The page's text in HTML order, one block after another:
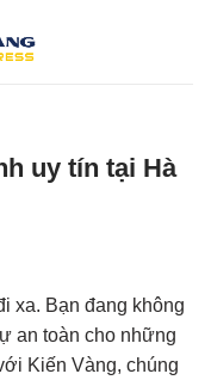
uy tín tại Hà
xa. Bạn đang không
an toàn cho những
Kiến Vàng, chúng